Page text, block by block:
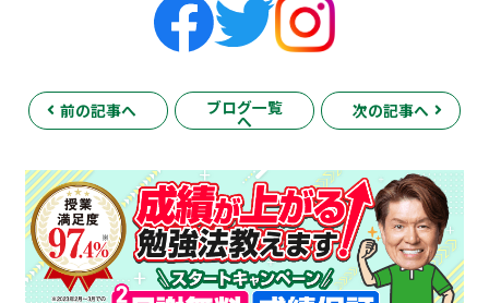
前の記事へ ブログ一覧
へ
次の記事へ